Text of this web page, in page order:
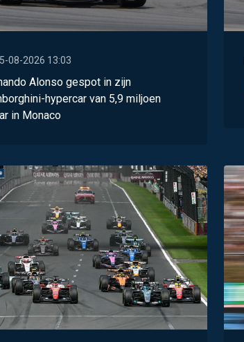
08-2026 13:03
Alonso gespot in zijn
hypercar van 5,9 miljoen
in Monaco